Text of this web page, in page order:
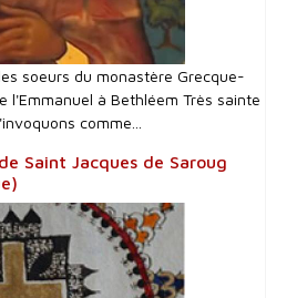
soeurs du monastère Grecque-
l'Emmanuel à Bethléem Très sainte
comme...
Saint Jacques de Saroug